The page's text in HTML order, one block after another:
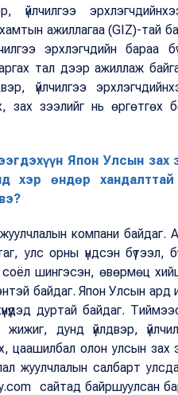
эрхлэгчдийнхээ
ажиллагаа (GIZ)-тай
эрхлэгчдийн бараа
тал дээр ажиллаж
эрхлэгчдийнхээ
зах зээлийг нь өргөтгөх
Япон Улсын зах
хэр өндөр хандалттай
компани байдаг.
улс орны үндсэн бүтээл,
шингэсэн, өвөрмөц
цэнтэй байдаг. Япон Улсын
дуртай байдаг.
дунд үйлдвэр,
цаашилбал олон улсын зах
жуулчлалын салбарт
сайтад байршуулсан